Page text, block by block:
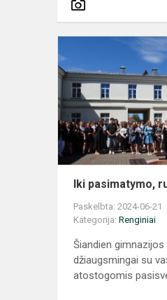
Iki pasimatymo,
Paskelbta: 2024-06-21
Kategorija: Renginiai
Šiandien
džiaugsmingai su
atostogomis